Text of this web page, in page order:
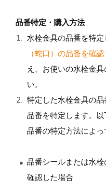
品番特定・購入方法
水栓金具の品番を特定
（蛇口）の品番を確
え、お使いの水栓金
い。
特定した水栓金具の
品番を特定します。
品番の特定方法によっ
品番シールまたは水
確認した場合